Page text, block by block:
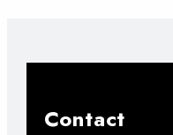
Contact